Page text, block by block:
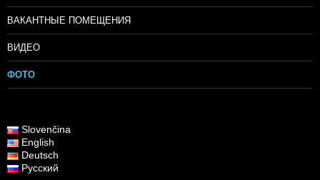
ВАКАНТНЫЕ ПОМЕЩЕНИЯ
ВИДЕО
ФОТО
Slovenčina
English
Deutsch
Русский